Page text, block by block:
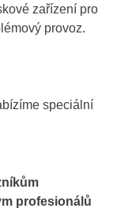
zařízení pro
provoz.
speciální
profesionálů